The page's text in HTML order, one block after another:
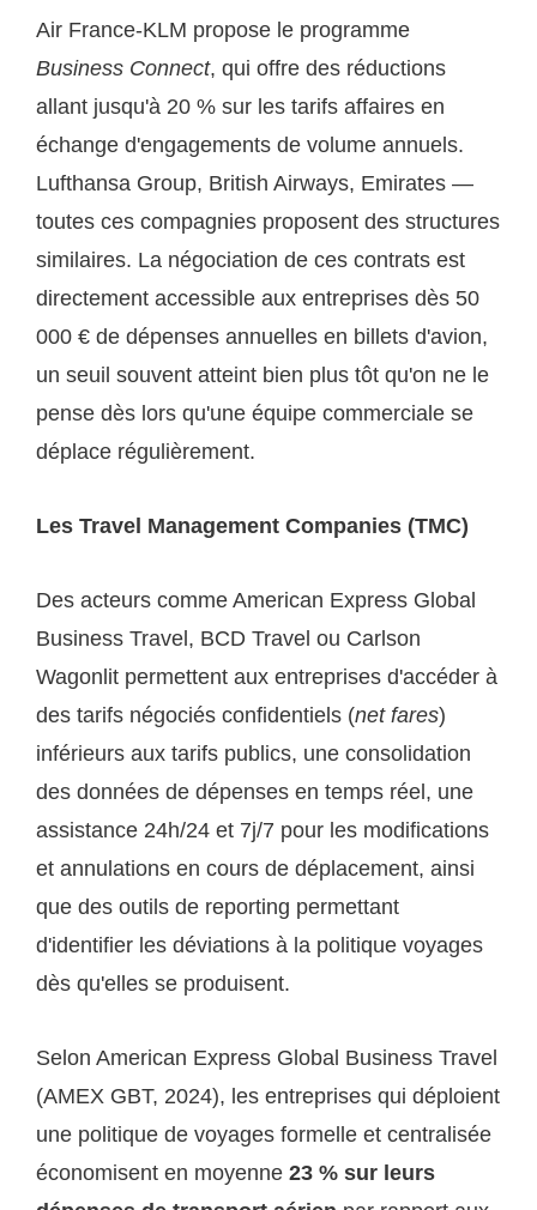
Air France-KLM propose le programme
Business Connect, qui offre des réductions
allant jusqu'à 20 % sur les tarifs affaires en
échange d'engagements de volume annuels.
Lufthansa Group, British Airways, Emirates —
toutes ces compagnies proposent des structures
similaires. La négociation de ces contrats est
directement accessible aux entreprises dès 50
000 € de dépenses annuelles en billets d'avion,
un seuil souvent atteint bien plus tôt qu'on ne le
pense dès lors qu'une équipe commerciale se
déplace régulièrement.
Les Travel Management Companies (TMC)
Des acteurs comme American Express Global
Business Travel, BCD Travel ou Carlson
Wagonlit permettent aux entreprises d'accéder à
des tarifs négociés confidentiels (net fares)
inférieurs aux tarifs publics, une consolidation
des données de dépenses en temps réel, une
assistance 24h/24 et 7j/7 pour les modifications
et annulations en cours de déplacement, ainsi
que des outils de reporting permettant
d'identifier les déviations à la politique voyages
dès qu'elles se produisent.
Selon American Express Global Business Travel
(AMEX GBT, 2024), les entreprises qui déploient
une politique de voyages formelle et centralisée
économisent en moyenne 23 % sur leurs